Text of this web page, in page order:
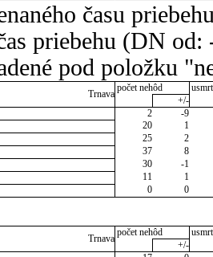
času
priebehu (DN
pod položku
Trnava
počet nehôd
+/-
2
-9
20
1
25
2
37
8
30
-1
11
1
0 0
Trnava
počet nehôd
+/-